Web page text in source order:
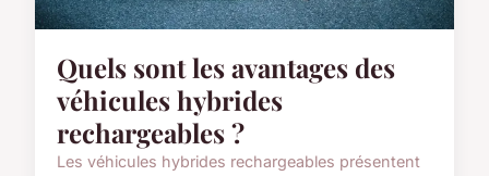
Quels sont les avantages des
véhicules hybrides
rechargeables ?
Les véhicules hybrides rechargeables présentent